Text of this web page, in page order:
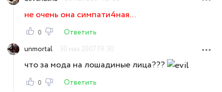
не очень она симпати4ная...
0
Ответить
unmortal
30 мая 2007 19:30
что за мода на лошадиные лица???
0
Ответить